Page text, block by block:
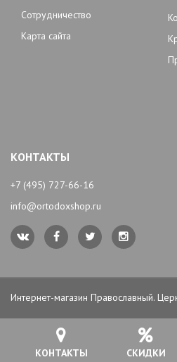
КОНТАКТЫ СКИДКИ
Сотрудничество
Карта сайта
КОНТАКТЫ
+7 (495) 727-66-16
info@ortodoxshop.ru
Интернет-магазин Православный.